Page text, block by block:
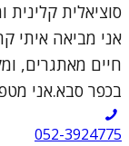
חיים מאתגרים,
בכפר סבא.אני
052-3924775